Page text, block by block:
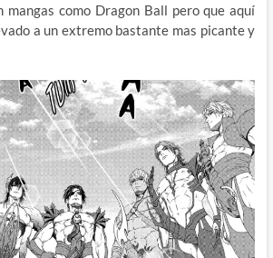
mangas como Dragon Ball pero que aquí
a un extremo bastante mas picante y